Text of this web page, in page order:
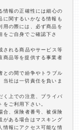
情報の正確性には細心の
に関するいかなる情報も
用の際には、必ず商品を
をご自身でご確認下さ
される商品やサービス等
商品等を提供する事業者
との間で紛争やトラブル
当社は一切責任を負いま
く上での注意、プライバ
ご利用下さい。
合、保険者番号、被保険
がある場合はマスキング
情報にアクセス可能な情